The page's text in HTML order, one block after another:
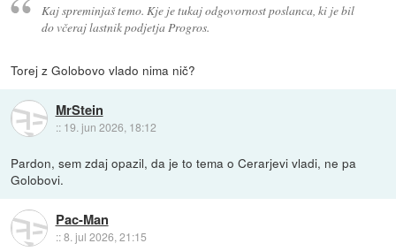
Kaj spreminjaš temo. Kje je tukaj odgovornost poslanca, ki je bil
do včeraj lastnik podjetja Progros.
Torej z Golobovo vlado nima nič?
MrStein
:: 19. jun 2026, 18:12
Pardon, sem zdaj opazil, da je to tema o Cerarjevi vladi, ne pa
Golobovi.
Pac-Man
::8. jul 2026, 21:15